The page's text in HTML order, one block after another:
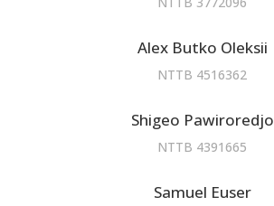
Alex Butko Oleksii
NTTB 4516362
Shigeo Pawiroredjo
NTTB 4391665
Samuel Euser